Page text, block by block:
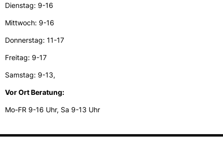
Dienstag: 9-16
Mittwoch: 9-16
Donnerstag: 11-17
Freitag: 9-17
Samstag: 9-13,
Vor Ort Beratung:
Mo-FR 9-16 Uhr, Sa 9-13 Uhr